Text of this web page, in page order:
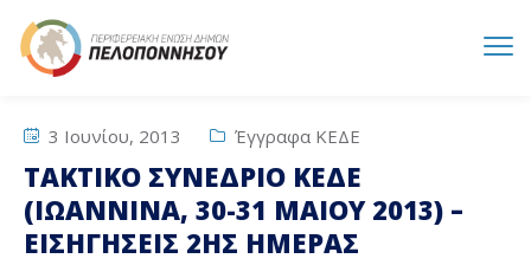
3 Ιουνίου, 2013 Έγγραφα ΚΕΔΕ
ΤΑΚΤΙΚΟ ΣΥΝΕΔΡΙΟ ΚΕΔΕ
(ΙΩΑΝΝΙΝΑ, 30-31 ΜΑΙΟΥ 2013) –
ΕΙΣΗΓΗΣΕΙΣ 2ΗΣ ΗΜΕΡΑΣ